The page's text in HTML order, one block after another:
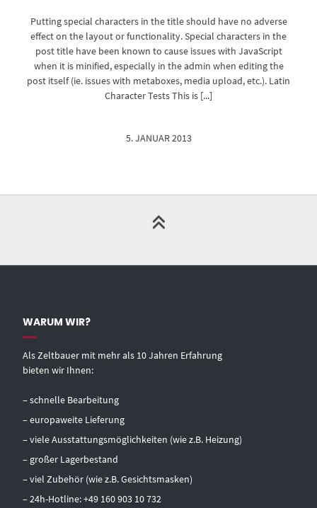
Putting special characters in the title should have no adverse
effect on the layout or functionality. Special characters in the
post title have been known to cause issues with JavaScript
when it is minified, especially in the admin when editing the
post itself (ie. issues with metaboxes, media upload, etc.). Latin
Character Tests This is [...]
5. JANUAR 2013
WARUM WIR?
Als Zeltbauer mit mehr als 10 Jahren Erfahrung
bieten wir Ihnen:
– schnelle Bearbeitung
– europaweite Lieferung
– viele Ausstattungsmöglichkeiten (wie z.B. Heizung)
– großer Lagerbestand
– viel Zubehör (wie z.B. Gesichtsmasken)
– 24h-Hotline:+49 160 903 10 732